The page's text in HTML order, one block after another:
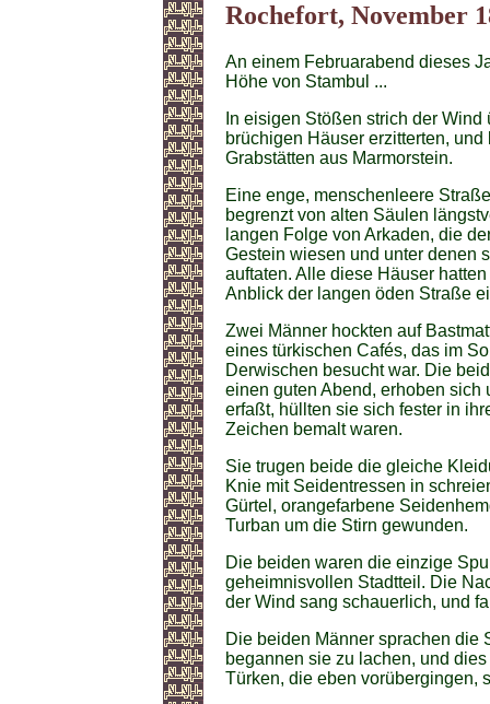
Rochefort, November
An einem Februarabend dieses
Höhe von Stambul ...
In eisigen Stößen strich der
brüchigen Häuser erzitterten,
Grabstätten aus Marmorstein.
Eine enge, menschenleere
begrenzt von alten Säulen
langen Folge von Arkaden, die
Gestein wiesen und unter denen
auftaten. Alle diese Häuser
Anblick der langen öden Straße
Zwei Männer hockten auf
eines türkischen Cafés, das im
Derwischen besucht war. Die
einen guten Abend, erhoben sich
erfaßt, hüllten sie sich fester in
Zeichen bemalt waren.
Sie trugen beide die gleiche
Knie mit Seidentressen in
Gürtel, orangefarbene
Turban um die Stirn gewunden.
Die beiden waren die einzige
geheimnisvollen Stadtteil. Die
der Wind sang schauerlich, und
Die beiden Männer sprachen die
begannen sie zu lachen, und
Türken, die eben vorübergingen,